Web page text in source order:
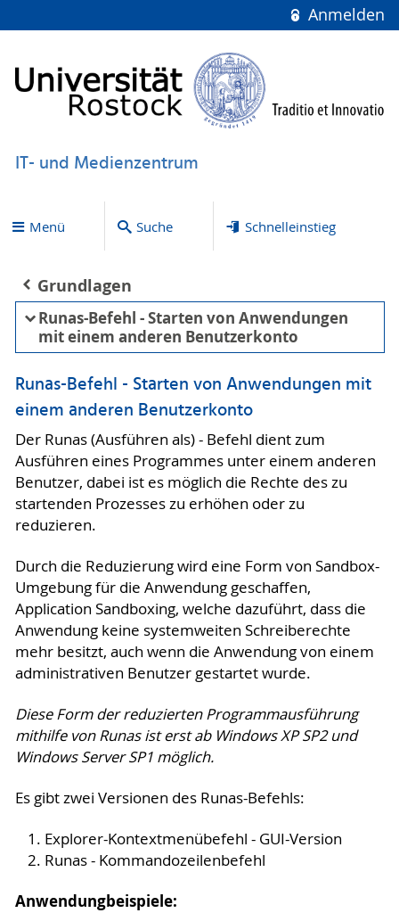
Anmelden
IT- und Medienzentrum
Menü Suche Schnelleinstieg
Grundlagen
Runas-Befehl - Starten von Anwendungen
mit einem anderen Benutzerkonto
Runas-Befehl - Starten von Anwendungen mit
einem anderen Benutzerkonto
Der Runas (Ausführen als) - Befehl dient zum
Ausführen eines Programmes unter einem anderen
Benutzer, dabei ist es möglich die Rechte des zu
startenden Prozesses zu erhöhen oder zu
reduzieren.
Durch die Reduzierung wird eine Form von Sandbox-
Umgebung für die Anwendung geschaffen,
Application Sandboxing, welche dazuführt, dass die
Anwendung keine systemweiten Schreiberechte
mehr besitzt, auch wenn die Anwendung von einem
administrativen Benutzer gestartet wurde.
Diese Form der reduzierten Programmausführung
mithilfe von Runas ist erst ab Windows XP SP2 und
Windows Server SP1 möglich.
Es gibt zwei Versionen des Runas-Befehls:
Explorer-Kontextmenübefehl - GUI-Version
Runas - Kommandozeilenbefehl
Anwendungbeispiele: